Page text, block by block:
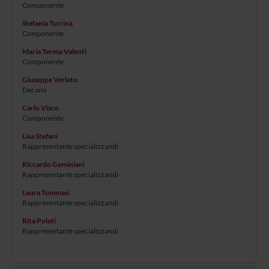
Componente
Stefania Turrina
Componente
Maria Teresa Valenti
Componente
Giuseppe Verlato
Decano
Carlo Visco
Componente
Lisa Stefani
Rappresentante specializzandi
Riccardo Geminiani
Rappresentante specializzandi
Laura Tommasi
Rappresentante specializzandi
Rita Polati
Rappresentante specializzandi